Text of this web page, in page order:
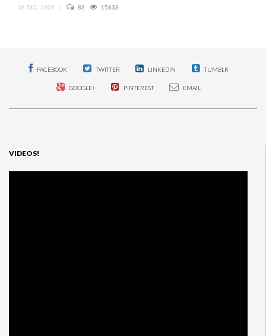
08 DIC, 2009 | 83 15833
FACEBOOK TWITTER LINKEDIN TUMBLR
GOOGLE+ PINTEREST EMAIL
VIDEOS!